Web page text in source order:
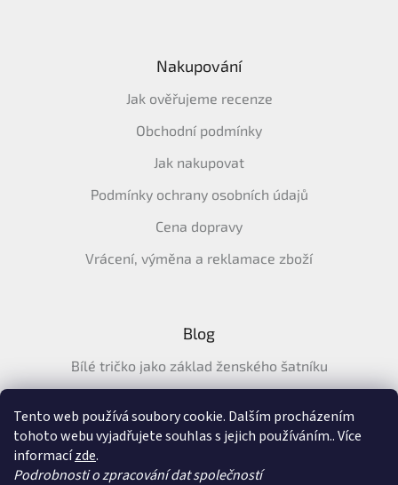
Tento web používá soubory cookie. Dalším procházením
tohoto webu vyjadřujete souhlas s jejich používáním.. Více
informacízde.
Podrobnosti o zpracování dat společností
Nakupování
Jak ověřujeme recenze
Obchodní podmínky
Jak nakupovat
Podmínky ochrany osobních údajů
Cena dopravy
Vrácení, výměna a reklamace zboží
Blog
Bílé tričko jako základ ženského šatníku
tričko na léto
Průvodce letními šaty: pohodlné, vzdušné a ženské šaty na